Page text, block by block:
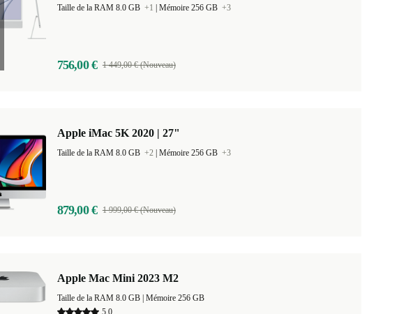
Taille de la RAM 8.0 GB +1 Mémoire 256 GB +3
756,00 € 1 449,00 € (Nouveau)
Apple iMac 5K 2020 | 27"
Taille de la RAM 8.0 GB +2 Mémoire 256 GB +3
879,00 € 1 999,00 € (Nouveau)
Apple Mac Mini 2023 M2
Mémoire 256 GB
5,0